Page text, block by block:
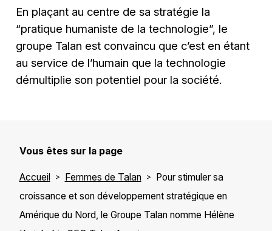
En plaçant au centre de sa stratégie la
“pratique humaniste de la technologie”, le
groupe Talan est convaincu que c’est en étant
au service de l’humain que la technologie
démultiplie son potentiel pour la société.
Vous êtes sur la page
Accueil Femmes de Talan
Pour stimuler sa
croissance et son développement stratégique en
Amérique du Nord, le Groupe Talan nomme Hélène